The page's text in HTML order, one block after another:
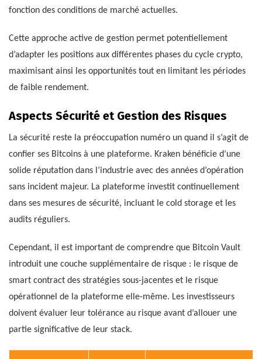
fonction des conditions de marché actuelles.
Cette approche active de gestion permet potentiellement
d’adapter les positions aux différentes phases du cycle crypto,
maximisant ainsi les opportunités tout en limitant les périodes
de faible rendement.
Aspects Sécurité et Gestion des Risques
La sécurité reste la préoccupation numéro un quand il s’agit de
confier ses Bitcoins à une plateforme. Kraken bénéficie d’une
solide réputation dans l’industrie avec des années d’opération
sans incident majeur. La plateforme investit continuellement
dans ses mesures de sécurité, incluant le cold storage et les
audits réguliers.
Cependant, il est important de comprendre que Bitcoin Vault
introduit une couche supplémentaire de risque : le risque de
smart contract des stratégies sous-jacentes et le risque
opérationnel de la plateforme elle-même. Les investisseurs
doivent évaluer leur tolérance au risque avant d’allouer une
partie significative de leur stack.